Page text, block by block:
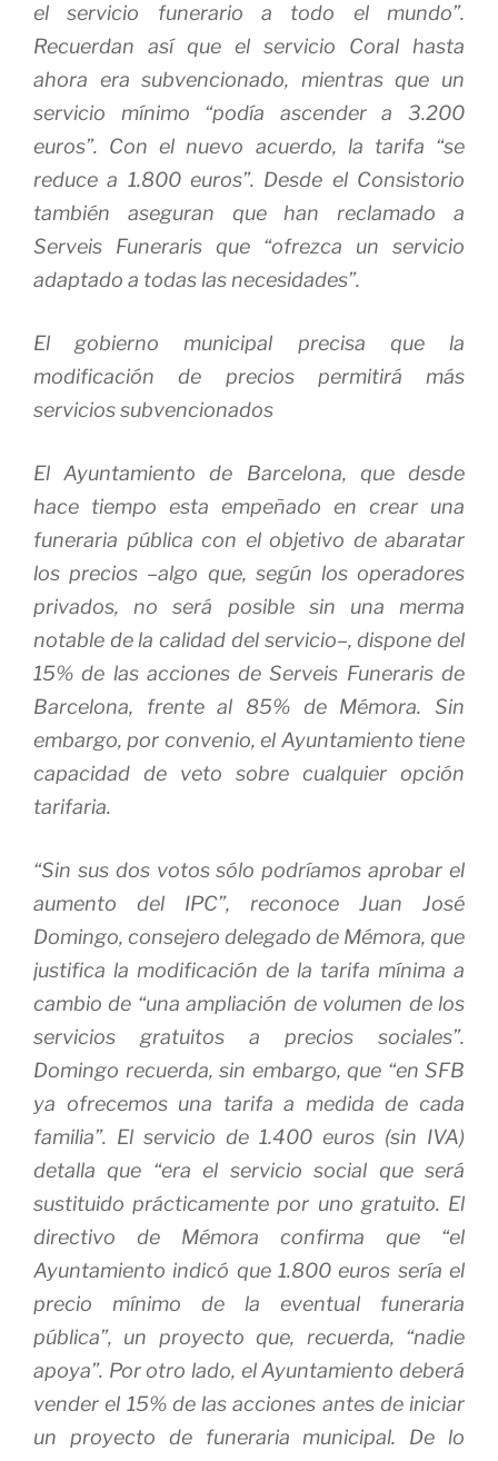
el servicio funerario a todo el mundo”.
Recuerdan así que el servicio Coral hasta
ahora era subvencionado, mientras que un
servicio mínimo “podía ascender a 3.200
euros”. Con el nuevo acuerdo, la tarifa “se
reduce a 1.800 euros”. Desde el Consistorio
también aseguran que han reclamado a
Serveis Funeraris que “ofrezca un servicio
adaptado a todas las necesidades”.
El gobierno municipal precisa que la
modificación de precios permitirá más
servicios subvencionados
El Ayuntamiento de Barcelona, que desde
hace tiempo esta empeñado en crear una
funeraria pública con el objetivo de abaratar
los precios –algo que, según los operadores
privados, no será posible sin una merma
notable de la calidad del servicio–, dispone del
15% de las acciones de Serveis Funeraris de
Barcelona, frente al 85% de ­Mémora. Sin
embargo, por con­venio, el Ayuntamiento tiene
ca­pacidad de veto sobre cualquier opción
tarifaria.
“Sin sus dos votos sólo podríamos aprobar el
aumento del IPC”, reconoce Juan José
Domingo, consejero delegado de Mémora, que
justifica la modificación de la tarifa mínima a
cambio de “una ampliación de volumen de los
servicios gratuitos a precios sociales”.
Domingo recuerda, sin embargo, que “en SFB
ya ofrecemos una tarifa a medida de cada
familia”. El servicio de 1.400 euros (sin IVA)
detalla que “era el servicio ­social que será
sustituido prácticamente por uno gratuito. El
di­rectivo de Mémora confirma que “el
Ayuntamiento indicó que 1.800 euros sería el
precio mínimo de la eventual funeraria
pública”, un proyecto que, recuerda, “nadie
apoya”. Por otro lado, el Ayuntamiento deberá
vender el 15% de las acciones antes de iniciar
un ­proyecto de funeraria municipal. De lo